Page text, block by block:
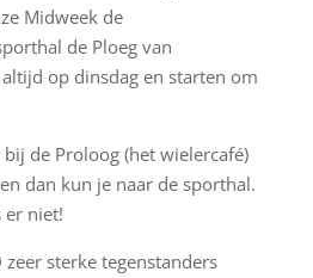
Midweek de
de Ploeg van
op dinsdag en starten om
de Proloog (het wielercafé)
dan kun je naar de sporthal.
er niet!
zeer sterke tegenstanders